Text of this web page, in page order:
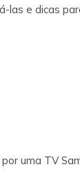
las e dicas
uma TV